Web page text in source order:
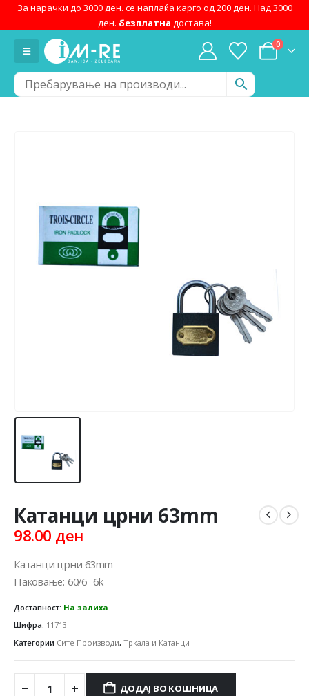
За нарачки до 3000 ден. се наплаќа карго од 200 ден. Над 3000
ден. безплатна достава!
0
Катанци црни 63mm
98.00 ден
Катанци црни 63mm
Паковање: 60/6 -6k
Достапност: На залиха
Шифра: 11713
Категории Сите Производи, Тркала и Катанци
ДОДАЈ ВО КОШНИЦА